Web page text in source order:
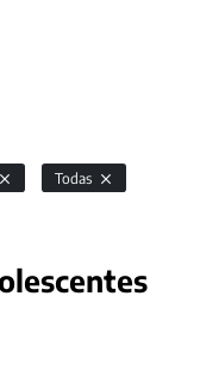
Todas